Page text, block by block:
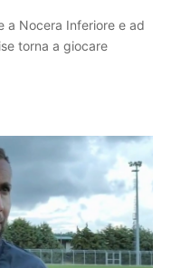
a Nocera Inferiore e ad
torna a giocare